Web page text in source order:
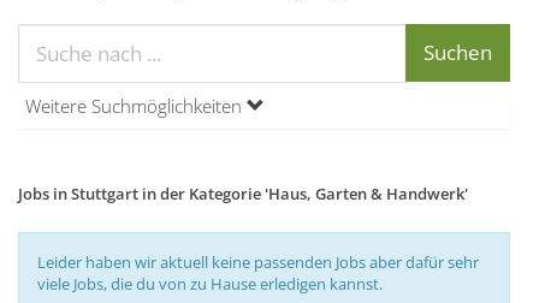
Weitere Suchmöglichkeiten
Jobs in Stuttgart in der Kategorie 'Haus, Garten & Handwerk'
Leider haben wir aktuell keine passenden Jobs aber dafür sehr
viele Jobs, die du von zu Hause erledigen kannst.